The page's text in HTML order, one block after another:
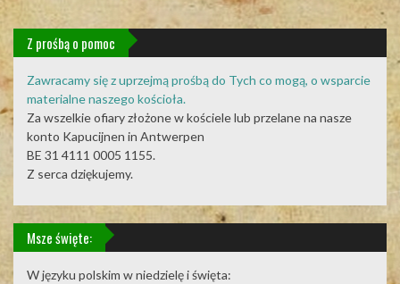
Z prośbą o pomoc
Zawracamy się z uprzejmą prośbą do Tych co mogą, o wsparcie
materialne naszego kościoła.
Za wszelkie ofiary złożone w kościele lub przelane na nasze
konto Kapucijnen in Antwerpen
BE 31 4111 0005 1155.
Z serca dziękujemy.
Msze święte:
W języku polskim w niedzielę i święta: